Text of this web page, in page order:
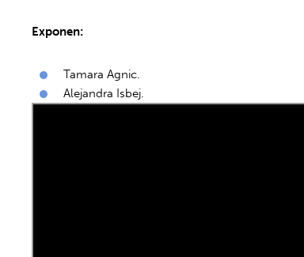
Exponen:
Tamara Agnic.
Alejandra Isbej.